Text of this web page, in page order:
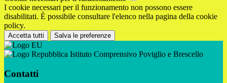
I cookie necessari per il funzionamento non possono essere
disabilitati. È possibile consultare l'elenco nella pagina della cookie
policy.
Accetta tutti Salva le preferenze
Istituto Comprensivo Poviglio e Brescello
Contatti